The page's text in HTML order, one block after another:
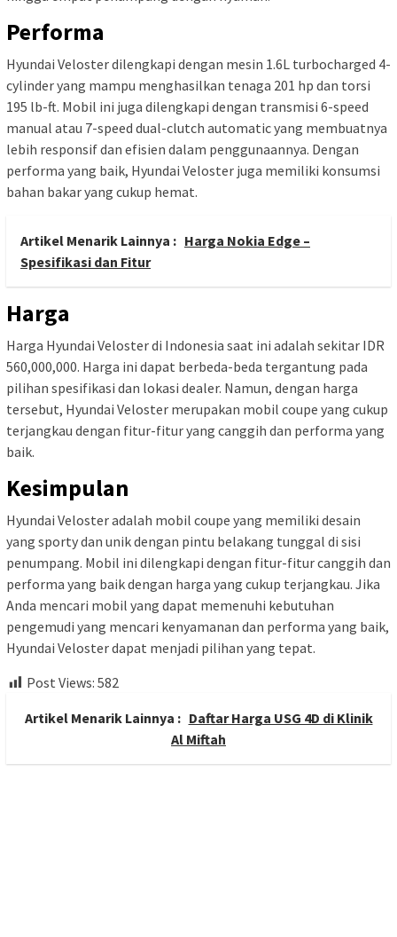
Performa
Hyundai Veloster dilengkapi dengan mesin 1.6L turbocharged 4-
cylinder yang mampu menghasilkan tenaga 201 hp dan torsi
195 lb-ft. Mobil ini juga dilengkapi dengan transmisi 6-speed
manual atau 7-speed dual-clutch automatic yang membuatnya
lebih responsif dan efisien dalam penggunaannya. Dengan
performa yang baik, Hyundai Veloster juga memiliki konsumsi
bahan bakar yang cukup hemat.
Artikel Menarik Lainnya : Harga Nokia Edge –
Spesifikasi dan Fitur
Harga
Harga Hyundai Veloster di Indonesia saat ini adalah sekitar IDR
560,000,000. Harga ini dapat berbeda-beda tergantung pada
pilihan spesifikasi dan lokasi dealer. Namun, dengan harga
tersebut, Hyundai Veloster merupakan mobil coupe yang cukup
terjangkau dengan fitur-fitur yang canggih dan performa yang
baik.
Kesimpulan
Hyundai Veloster adalah mobil coupe yang memiliki desain
yang sporty dan unik dengan pintu belakang tunggal di sisi
penumpang. Mobil ini dilengkapi dengan fitur-fitur canggih dan
performa yang baik dengan harga yang cukup terjangkau. Jika
Anda mencari mobil yang dapat memenuhi kebutuhan
pengemudi yang mencari kenyamanan dan performa yang baik,
Hyundai Veloster dapat menjadi pilihan yang tepat.
Post Views: 582
Artikel Menarik Lainnya : Daftar Harga USG 4D di Klinik
Al Miftah